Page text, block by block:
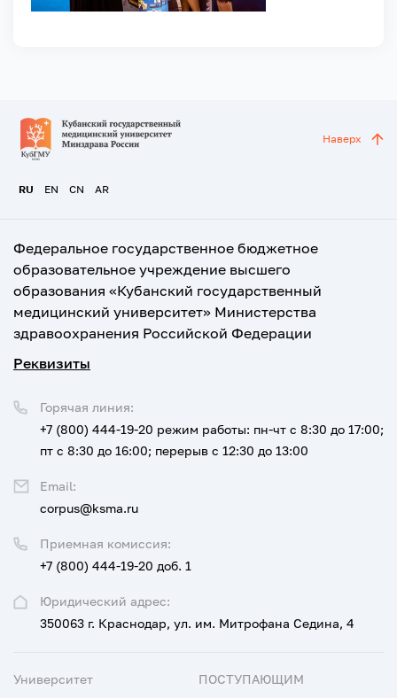
RU EN CN AR
Наверх
Федеральное государственное бюджетное
образовательное учреждение высшего
образования «Кубанский государственный
медицинский университет» Министерства
здравоохранения Российской Федерации
Реквизиты
Юридический адрес:
350063 г. Краснодар, ул. им. Митрофана Седина, 4
Приемная комиссия:
+7 (800) 444-19-20 доб. 1
Горячая линия:
+7 (800) 444-19-20 режим работы: пн-чт с 8:30 до 17:00;
пт с 8:30 до 16:00; перерыв с 12:30 до 13:00
Email:
corpus@ksma.ru
Университет ПОСТУПАЮЩИМ